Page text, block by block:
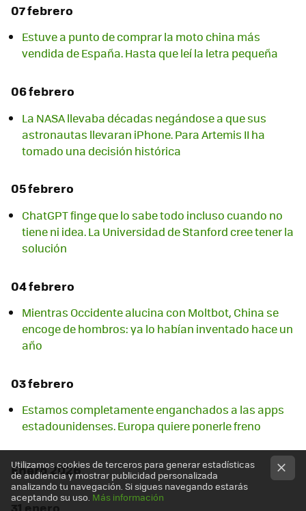
07 febrero
Estuve a punto de comprar la moto china más
vendida de España. Hasta que leí la letra pequeña
06 febrero
La NASA llevaba décadas negándose a que sus
astronautas llevaran iPhone. Para Artemis II ha
tomado una decisión histórica
05 febrero
ChatGPT finge que lo sabe todo incluso cuando no
tiene ni idea. La Universidad de Stanford cree tener la
solución
04 febrero
Mientras Occidente alucina con Moltbot, China se
encoge de hombros: ya lo habían inventado hace un
año
03 febrero
Estamos completamente enganchados a las apps
estadounidenses. Europa quiere ponerle freno
Enero 2026
Utilizamos cookies de terceros para generar estadísticas
de audiencia y mostrar publicidad personalizada
analizando tu navegación. Si sigues navegando estarás
aceptando su uso. Más información